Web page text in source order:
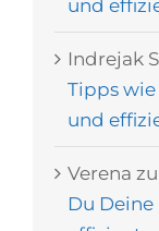
und
Indrejak
Tipps
und
Verena zu
Du